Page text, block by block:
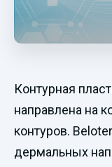
Контурная
направлена на
контуров.
дермальных